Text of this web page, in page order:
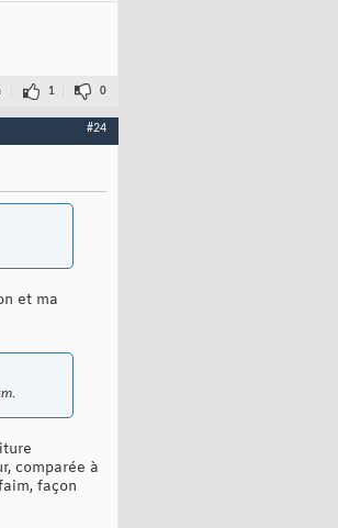
1 0
#24
et ma
comparée à
façon